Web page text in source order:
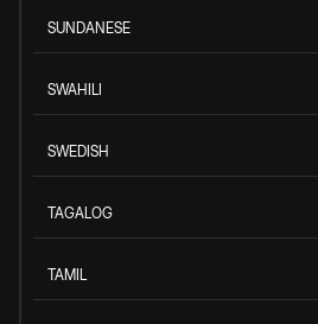
SUNDANESE
SWAHILI
SWEDISH
TAGALOG
TAMIL